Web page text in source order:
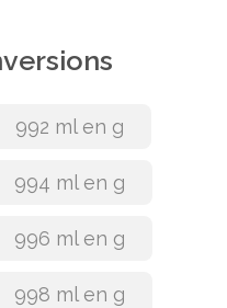
992 ml en g
994 ml en g
996 ml en g
998 ml en g